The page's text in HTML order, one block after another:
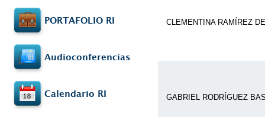
PORTAFOLIO RI
Audioconferencias
Calendario RI
CLEMENTINA RAMÍREZ
GABRIEL RODRÍGUEZ